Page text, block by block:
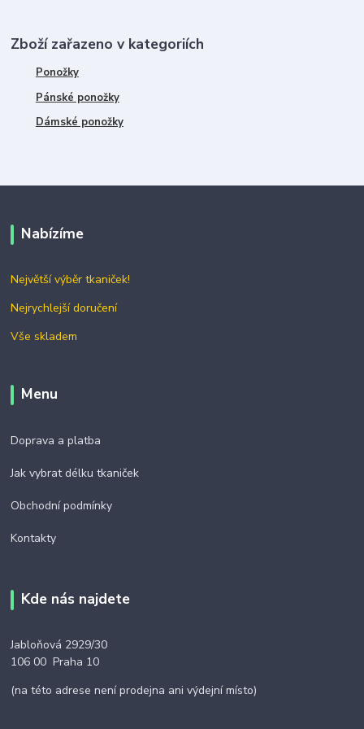
Zboží zařazeno v kategoriích
Ponožky
Pánské ponožky
Dámské ponožky
Nabízíme
Největší výběr tkaniček!
Nejrychlejší doručení
Vše skladem
Menu
Doprava a platba
Jak vybrat délku tkaniček
Obchodní podmínky
Kontakty
Kde nás najdete
Jabloňová 2929/30
106 00 Praha 10
(na této adrese není prodejna ani výdejní místo)